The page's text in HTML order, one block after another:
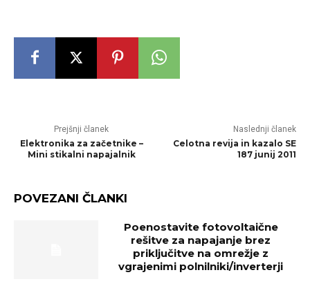
Prejšnji članek
Elek­tro­ni­ka za za­čet­ni­ke –
Mini stikalni napajalnik
Naslednji članek
Celotna revija in kazalo SE
187 junij 2011
POVEZANI ČLANKI
Poenostavite fotovoltaične
rešitve za napajanje brez
priključitve na omrežje z
vgrajenimi polnilniki/inverterji